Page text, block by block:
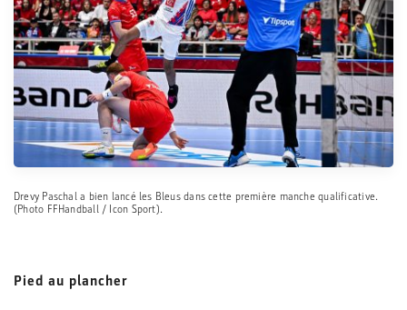
Drevy Paschal a bien lancé les Bleus dans cette première manche qualificative.
(Photo FFHandball / Icon Sport).
Pied au plancher